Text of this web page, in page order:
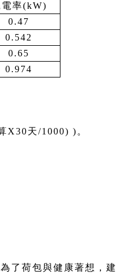
電率(kW)
0.47
0.542
0.65
0.974
X30天/1000) )。
了荷包與健康著想，建